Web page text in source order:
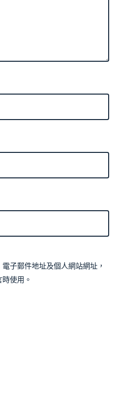
子郵件地址及個人網站網址，
使用。